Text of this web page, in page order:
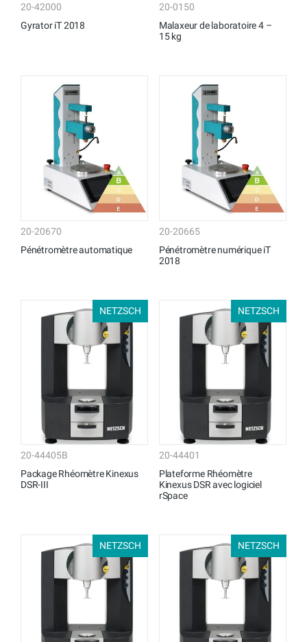
20-42000
Gyrator iT 2018
20-0150
Malaxeur de laboratoire 4 –
15 kg
20-20670
Pénétromètre automatique
20-20665
Pénétromètre numérique iT
2018
NETZSCH
20-44405B
Package Rhéomètre Kinexus
DSR-III
NETZSCH
20-44401
Plateforme Rhéomètre
Kinexus DSR avec logiciel
rSpace
NETZSCH NETZSCH